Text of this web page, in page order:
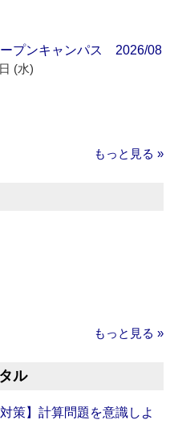
プンキャンパス 2026/08
(水)
もっと見る »
もっと見る »
ル
対策】計算問題を意識しよ